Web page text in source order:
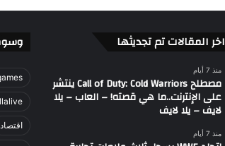
اخر المقالات تم تجديثها
منذ 7 أيام
مصطلح Call of Duty: Cold Warriors ينتشر
على الإنترنت..ما هي قصته! – العاب – يلا
لايف – يلا لايف
منذ 7 أيام
اقتصاد